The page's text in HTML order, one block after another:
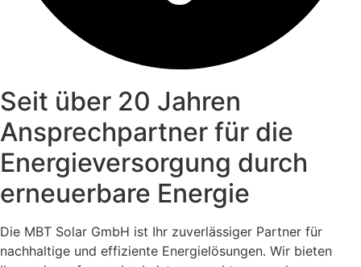
Seit über 20 Jahren
Ansprechpartner für die
Energieversorgung durch
erneuerbare Energie
Die MBT Solar GmbH ist Ihr zuverlässiger Partner für
nachhaltige und effiziente Energielösungen. Wir bieten